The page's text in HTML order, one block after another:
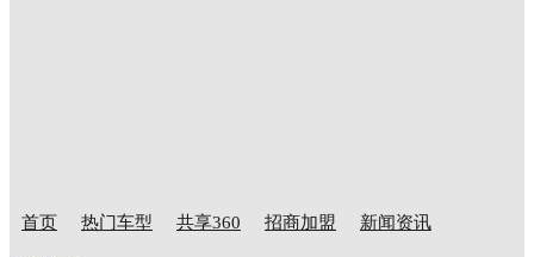
首页 热门车型 共享360 招商加盟 新闻资讯